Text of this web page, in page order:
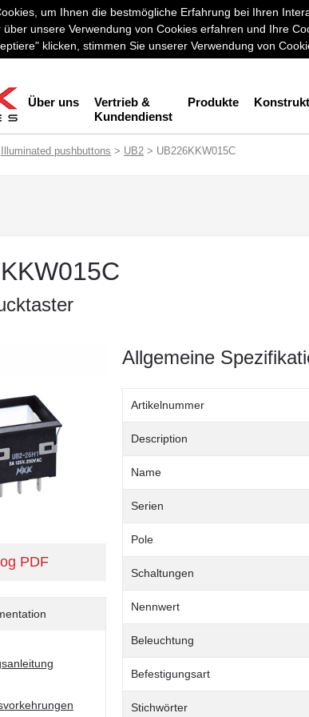
um Ihnen die bestmögliche Erfahrung bei Ihren
über unsere Verwendung von Cookies erfahren und Ihre
klicken, stimmen Sie unserer Verwendung von
Über uns
Vertrieb &
Kundendienst
Produkte
Illuminated pushbuttons > UB2 > UB226KKW015C
PDF
Allgemeine
Artikelnummer
Description
Name
Serien
Pole
Schaltungen
Nennwert
Beleuchtung
Befestigungsart
Stichwörter